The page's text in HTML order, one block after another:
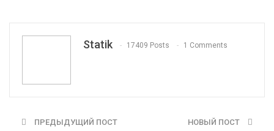
Statik 17409 Posts 1 Comments
ПРЕДЫДУЩИЙ ПОСТ НОВЫЙ ПОСТ